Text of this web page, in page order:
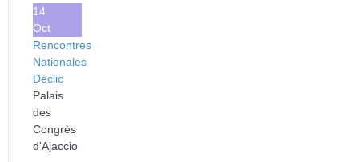
14
Oct
Rencontres
Nationales
Déclic
Palais
des
Congrès
d'Ajaccio